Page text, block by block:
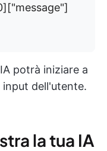
potrà iniziare a
input dell'utente.
la tua IA